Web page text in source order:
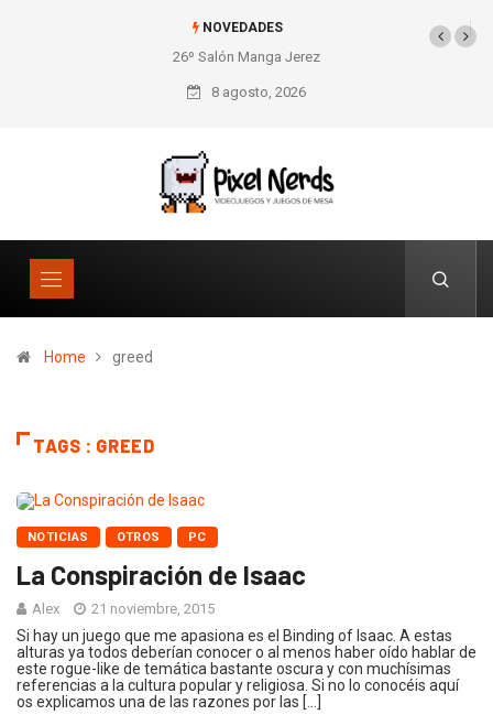
NOVEDADES
26º Salón Manga Jerez
8 agosto, 2026
Home greed
TAGS : GREED
NOTICIAS OTROS PC
La Conspiración de Isaac
Alex 21 noviembre, 2015
Si hay un juego que me apasiona es el Binding of Isaac. A estas
alturas ya todos deberían conocer o al menos haber oído hablar de
este rogue-like de temática bastante oscura y con muchísimas
referencias a la cultura popular y religiosa. Si no lo conocéis aquí
os explicamos una de las razones por las […]